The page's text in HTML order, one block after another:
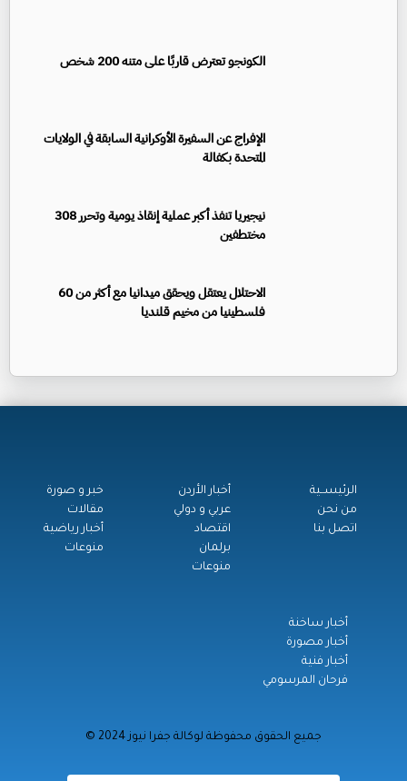
الكونجو تعترض قاربًا على متنه 200 شخص
الإفراج عن السفيرة الأوكرانية السابقة في الولايات
المتحدة بكفالة
نيجيريا تنفذ أكبر عملية إنقاذ يومية وتحرر 308
مختطفين
الاحتلال يعتقل ويحقق ميدانيا مع أكثر من 60
فلسطينيا من مخيم قلنديا
الرئيســية
من نحن
اتصل بنا
أخبار الأردن
عربي و دولي
اقتصاد
برلمان
منوعات
خبر و صورة
مقالات
أخبار رياضية
منوعات
أخبار ساخنة
أخبار مصورة
أخبار فنية
فرحان المرسومي
© جميع الحقوق محفوظة لوكالة جفرا نيوز 2024